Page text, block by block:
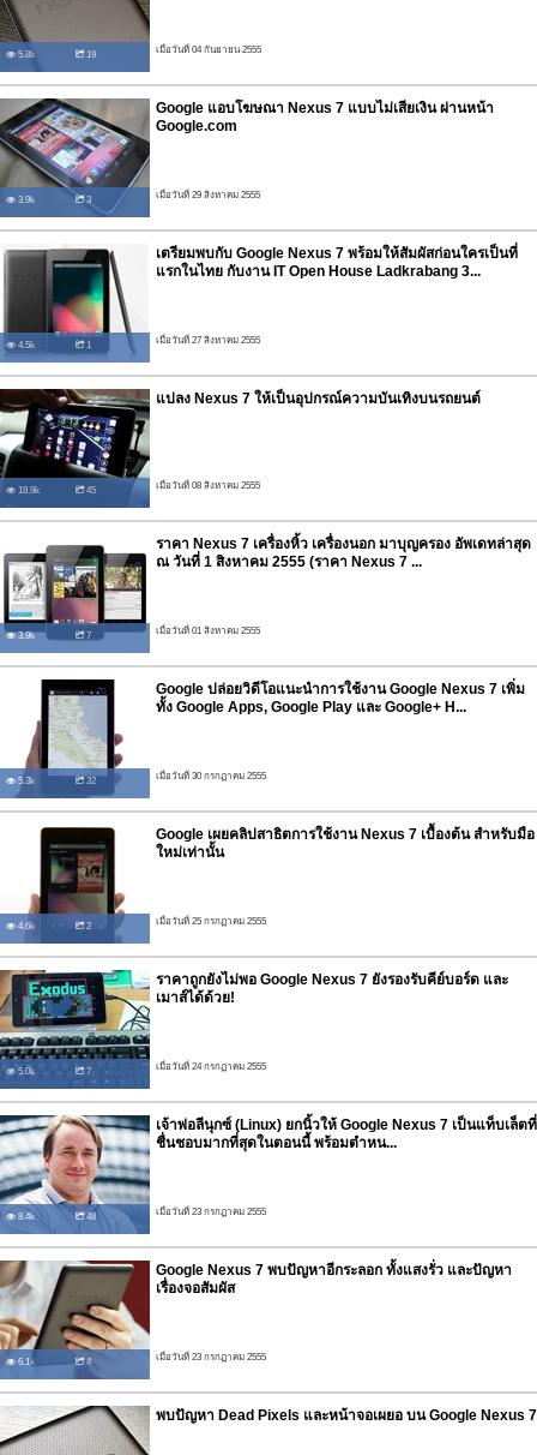
5.8k 19 เมื่อวันที่ 04 กันยายน 2555
3.9k 3
Google แอบโฆษณา Nexus 7 แบบไม่เสียเงิน ผ่านหน้า
Google.com
เมื่อวันที่ 29 สิงหาคม 2555
4.5k 1
เตรียมพบกับ Google Nexus 7 พร้อมให้สัมผัสก่อนใครเป็นที่
แรกในไทย กับงาน IT Open House Ladkrabang 3...
เมื่อวันที่ 27 สิงหาคม 2555
18.9k 45
แปลง Nexus 7 ให้เป็นอุปกรณ์ความบันเทิงบนรถยนต์
เมื่อวันที่ 08 สิงหาคม 2555
3.9k 7
ราคา Nexus 7 เครื่องหิ้ว เครื่องนอก มาบุญครอง อัพเดทล่าสุด
ณ วันที่ 1 สิงหาคม 2555 (ราคา Nexus 7 ...
เมื่อวันที่ 01 สิงหาคม 2555
5.3k 32
Google ปล่อยวิดีโอแนะนำการใช้งาน Google Nexus 7 เพิ่ม
ทั้ง Google Apps, Google Play และ Google+ H...
เมื่อวันที่ 30 กรกฏาคม 2555
4.6k 2
Google เผยคลิปสาธิตการใช้งาน Nexus 7 เบื้องต้น สำหรับมือ
ใหม่เท่านั้น
เมื่อวันที่ 25 กรกฏาคม 2555
5.0k 7
ราคาถูกยังไม่พอ Google Nexus 7 ยังรองรับคีย์บอร์ด และ
เมาส์ได้ด้วย!
เมื่อวันที่ 24 กรกฏาคม 2555
8.4k 48
เจ้าพ่อลีนุกซ์ (Linux) ยกนิ้วให้ Google Nexus 7 เป็นแท็บเล็ตที่
ชื่นชอบมากที่สุดในตอนนี้ พร้อมตำหน...
เมื่อวันที่ 23 กรกฏาคม 2555
6.1k 4
Google Nexus 7 พบปัญหาอีกระลอก ทั้งแสงรั่ว และปัญหา
เรื่องจอสัมผัส
เมื่อวันที่ 23 กรกฏาคม 2555
พบปัญหา Dead Pixels และหน้าจอเผยอ บน Google Nexus 7